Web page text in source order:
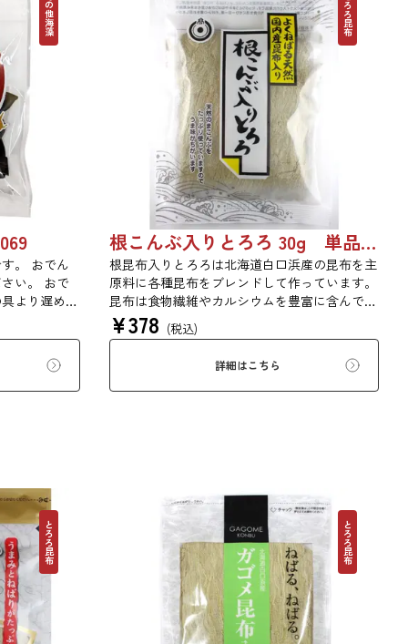
その他海藻
。 おでん
い。 おで
より遅めに
とろろ昆布
根こんぶ入りとろろ 30g 単品 5袋セット 20袋セット 1877
根昆布入りとろろは北海道白口浜産の昆布を主
原料に各種昆布をブレンドして作っています。
昆布は食物繊維やカルシウムを豊富に含んでい
ます。薄くふんわりと削っており、ご飯やお吸
い物、うどんに入れて美味しく召し上がれま
す。お口の中でとろーり、つるっと広がる根昆
布入りとろろを是非ご賞味ください。
¥378 (税込)
詳細はこちら
とろろ昆布 とろろ昆布